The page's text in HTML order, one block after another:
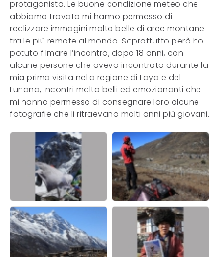
protagonista. Le buone condizione meteo che
abbiamo trovato mi hanno permesso di
realizzare immagini molto belle di aree montane
tra le più remote al mondo. Soprattutto però ho
potuto filmare l’incontro, dopo 18 anni, con
alcune persone che avevo incontrato durante la
mia prima visita nella regione di Laya e del
Lunana, incontri molto belli ed emozionanti che
mi hanno permesso di consegnare loro alcune
fotografie che li ritraevano molti anni più giovani.